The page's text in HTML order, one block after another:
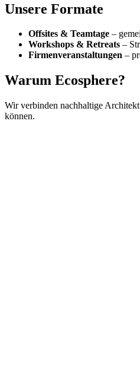
Unsere Formate
Offsites & Teamtage –
Workshops & Retreats –
Firmenveranstaltungen –
Warum Ecosphere?
Wir verbinden nachhaltige
können.